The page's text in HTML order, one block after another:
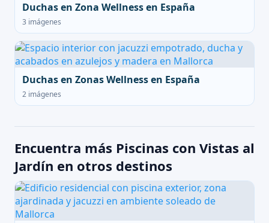
Duchas en Zona Wellness en España
3 imágenes
Duchas en Zonas Wellness en España
2 imágenes
Encuentra más Piscinas con Vistas al
Jardín en otros destinos